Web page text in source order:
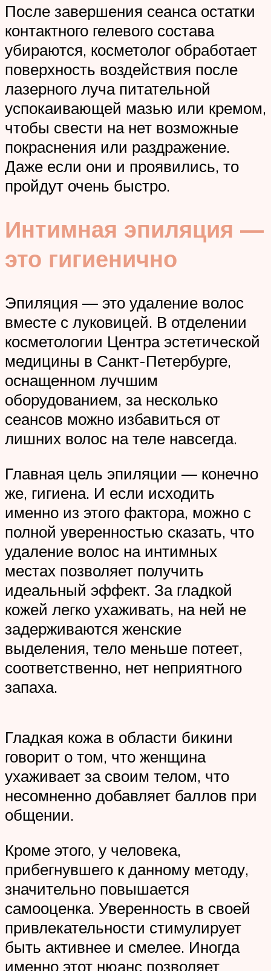
После завершения сеанса остатки
контактного гелевого состава
убираются, косметолог обработает
поверхность воздействия после
лазерного луча питательной
успокаивающей мазью или кремом,
чтобы свести на нет возможные
покраснения или раздражение.
Даже если они и проявились, то
пройдут очень быстро.
Интимная эпиляция —
это гигиенично
Эпиляция — это удаление волос
вместе с луковицей. В отделении
косметологии Центра эстетической
медицины в Санкт-Петербурге,
оснащенном лучшим
оборудованием, за несколько
сеансов можно избавиться от
лишних волос на теле навсегда.
Главная цель эпиляции — конечно
же, гигиена. И если исходить
именно из этого фактора, можно с
полной уверенностью сказать, что
удаление волос на интимных
местах позволяет получить
идеальный эффект. За гладкой
кожей легко ухаживать, на ней не
задерживаются женские
выделения, тело меньше потеет,
соответственно, нет неприятного
запаха.
Гладкая кожа в области бикини
говорит о том, что женщина
ухаживает за своим телом, что
несомненно добавляет баллов при
общении.
Кроме этого, у человека,
прибегнувшего к данному методу,
значительно повышается
самооценка. Уверенность в своей
привлекательности стимулирует
быть активнее и смелее. Иногда
именно этот нюанс позволяет